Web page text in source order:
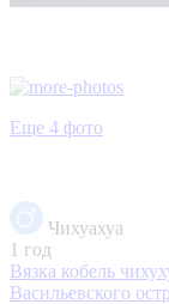
Еще 4 фото
Чихуахуа
1 год
Вязка кобель
Васильевского